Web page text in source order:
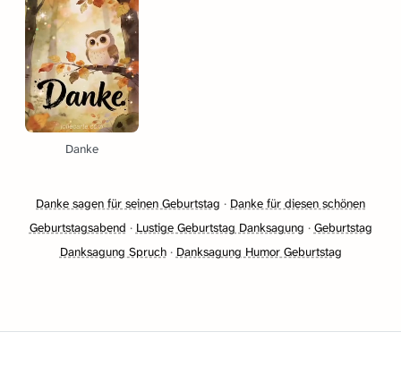
Danke
Danke sagen für seinen Geburtstag · Danke für diesen schönen
Geburtstagsabend · Lustige Geburtstag Danksagung · Geburtstag
Danksagung Spruch· Danksagung Humor Geburtstag